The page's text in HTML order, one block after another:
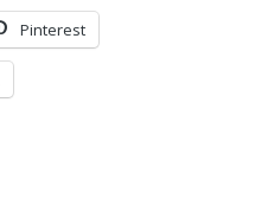
Pinterest